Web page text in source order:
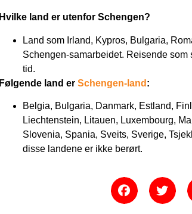
Hvilke land er utenfor Schengen?
Land som Irland, Kypros, Bulgaria,
Schengen-samarbeidet. Reisende
tid.
Følgende land er Schengen-land :
Belgia, Bulgaria, Danmark, Estland,
Liechtenstein, Litauen, Luxembourg,
Slovenia, Spania, Sveits, Sverige,
disse landene er ikke berørt.